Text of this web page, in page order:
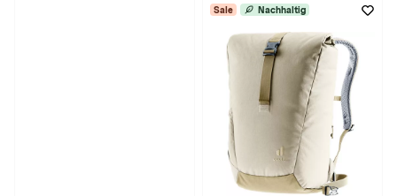
Sale Nachhaltig